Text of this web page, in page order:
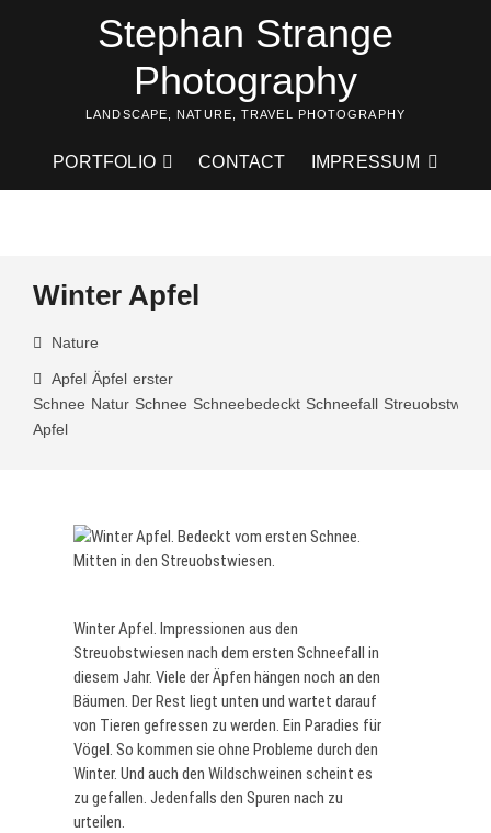
Stephan Strange
Photography
LANDSCAPE, NATURE, TRAVEL PHOTOGRAPHY
PORTFOLIO CONTACT IMPRESSUM
Winter Apfel
Nature
Apfel Äpfel erster
Schnee Natur Schnee Schneebedeckt Schneefall Streuobstwiese
Apfel
Winter Apfel. Impressionen aus den
Streuobstwiesen nach dem ersten Schneefall in
diesem Jahr. Viele der Äpfen hängen noch an den
Bäumen. Der Rest liegt unten und wartet darauf
von Tieren gefressen zu werden. Ein Paradies für
Vögel. So kommen sie ohne Probleme durch den
Winter. Und auch den Wildschweinen scheint es
zu gefallen. Jedenfalls den Spuren nach zu
urteilen.